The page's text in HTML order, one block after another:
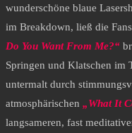
wunderschöne blaue
im Breakdown, ließ die
Do You Want From Me?“
Springen und Klatschen im
untermalt durch
atmosphärischen „What It
langsameren, fast